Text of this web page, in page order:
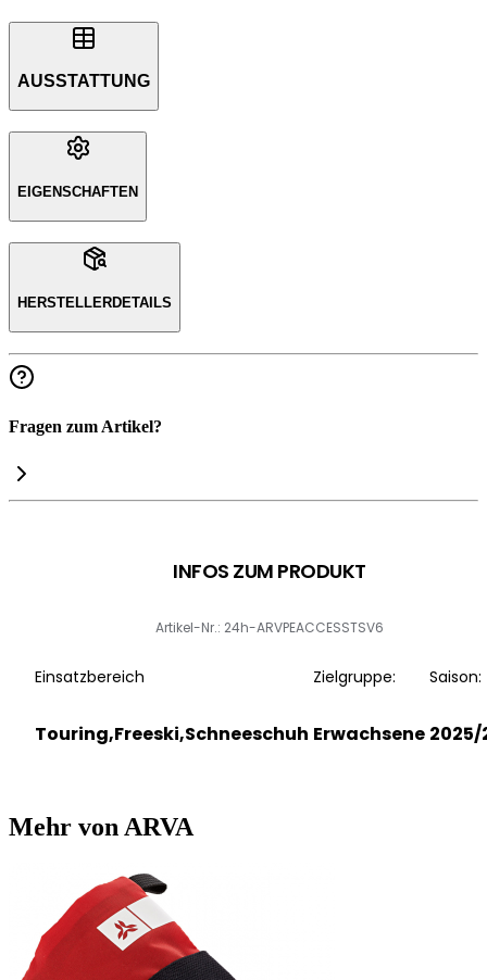
AUSSTATTUNG
EIGENSCHAFTEN
HERSTELLERDETAILS
Fragen zum Artikel?
INFOS ZUM PRODUKT
Artikel-Nr.: 24h-ARVPEACCESSTSV6
Einsatzbereich
Touring,Freeski,Schneeschuh
Zielgruppe:
Erwachsene
Saison:
2025/
Mehr von ARVA